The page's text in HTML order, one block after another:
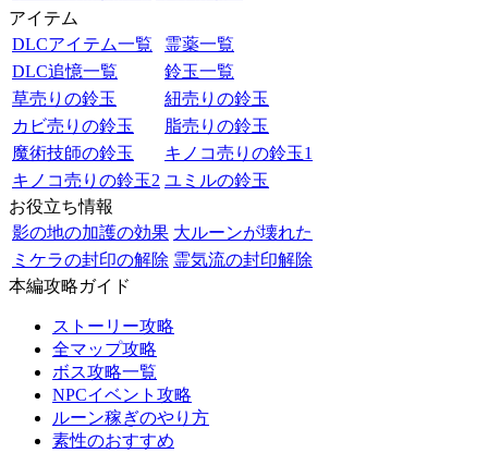
アイテム
DLCアイテム一覧
霊薬一覧
DLC追憶一覧
鈴玉一覧
草売りの鈴玉
紐売りの鈴玉
カビ売りの鈴玉
脂売りの鈴玉
魔術技師の鈴玉
キノコ売りの鈴玉1
キノコ売りの鈴玉2 ユミルの鈴玉
お役立ち情報
影の地の加護の効果 大ルーンが壊れた
ミケラの封印の解除 霊気流の封印解除
本編攻略ガイド
ストーリー攻略
全マップ攻略
ボス攻略一覧
NPCイベント攻略
ルーン稼ぎのやり方
素性のおすすめ